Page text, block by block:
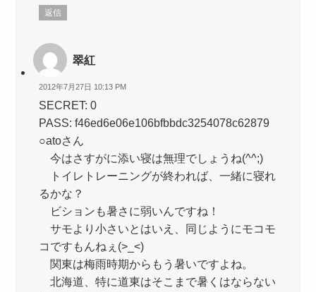
返信
翠紅
2012年7月27日 10:13 PM
SECRET: 0
PASS: f46ed6e06e106bfbbdc3254078c62879
○atoさん
今はさすがに添い寝は無理でしょうね(^^;)
トイレトレーニングが終われば、一緒に寝れ
るかな？
ビションも暑さに弱いんですね！
サモより小さいとはいえ、同じようにモコモ
コですもんねぇ(>_<)
関東は梅雨時期からもう暑いですよね。
北海道、特に道東はそこまで暑くはならない